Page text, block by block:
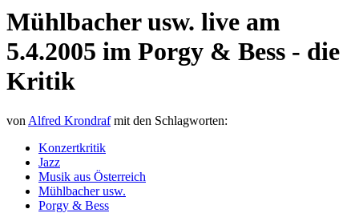
Mühlbacher usw. live am
5.4.2005 im Porgy & Bess - die
Kritik
von Alfred Krondraf mit den Schlagworten:
Konzertkritik
Jazz
Musik aus Österreich
Mühlbacher usw.
Porgy & Bess